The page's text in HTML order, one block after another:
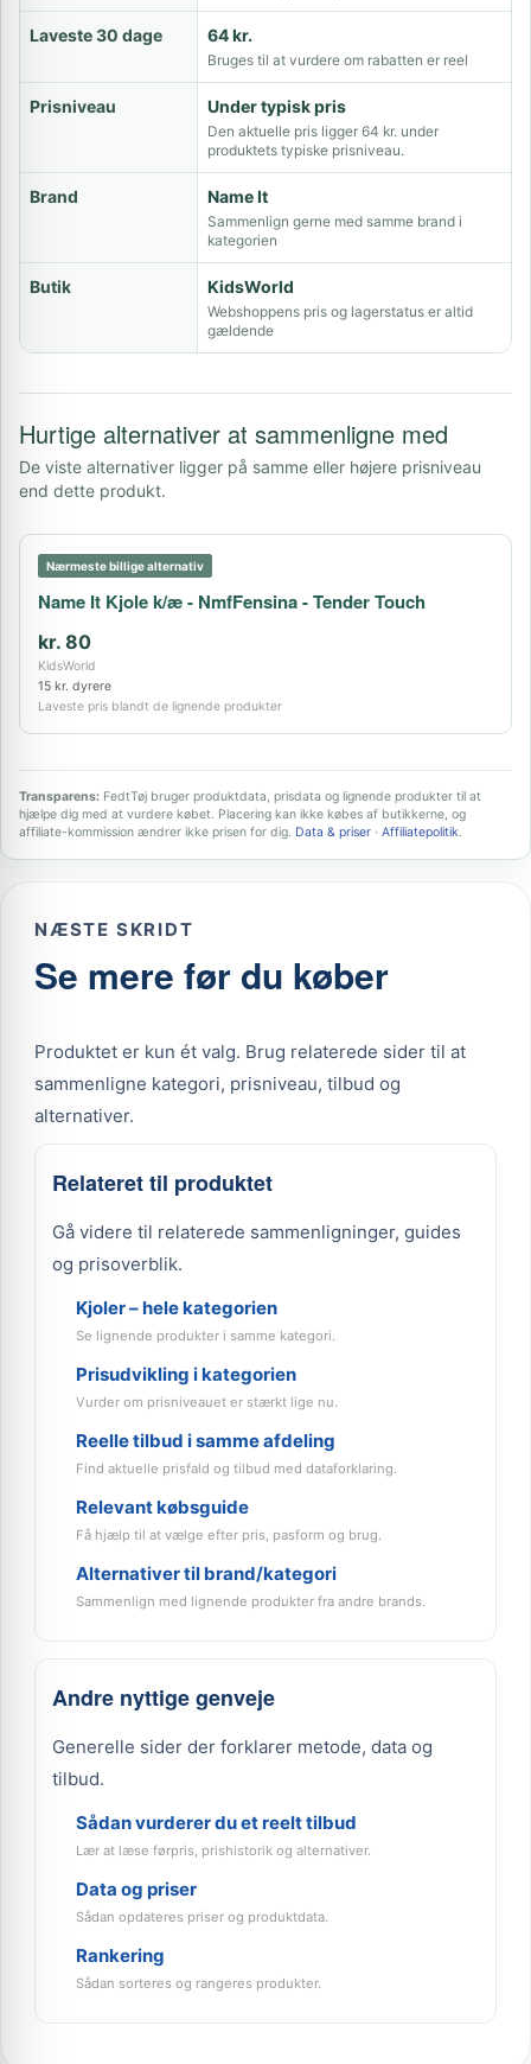
Laveste 30 dage 64 kr.
Bruges til at vurdere om rabatten er reel
Prisniveau Under typisk pris
Den aktuelle pris ligger 64 kr. under
produktets typiske prisniveau.
Brand Name It
Sammenlign gerne med samme brand i
kategorien
Butik KidsWorld
Webshoppens pris og lagerstatus er altid
gældende
Hurtige alternativer at sammenligne med
De viste alternativer ligger på samme eller højere prisniveau
end dette produkt.
Nærmeste billige alternativ
Name It Kjole k/æ - NmfFensina - Tender Touch
kr. 80
KidsWorld
15 kr. dyrere
Laveste pris blandt de lignende produkter
Transparens: FedtTøj bruger produktdata, prisdata og lignende produkter til at
hjælpe dig med at vurdere købet. Placering kan ikke købes af butikkerne, og
affiliate-kommission ændrer ikke prisen for dig. Data & priser · Affiliatepolitik.
NÆSTE SKRIDT
Se mere før du køber
Produktet er kun ét valg. Brug relaterede sider til at
sammenligne kategori, prisniveau, tilbud og
alternativer.
Relateret til produktet
Gå videre til relaterede sammenligninger, guides
og prisoverblik.
Kjoler – hele kategorien
Se lignende produkter i samme kategori.
Prisudvikling i kategorien
Vurder om prisniveauet er stærkt lige nu.
Reelle tilbud i samme afdeling
Find aktuelle prisfald og tilbud med dataforklaring.
Relevant købsguide
Få hjælp til at vælge efter pris, pasform og brug.
Alternativer til brand/kategori
Sammenlign med lignende produkter fra andre brands.
Andre nyttige genveje
Generelle sider der forklarer metode, data og
tilbud.
Sådan vurderer du et reelt tilbud
Lær at læse førpris, prishistorik og alternativer.
Data og priser
Sådan opdateres priser og produktdata.
Rankering
Sådan sorteres og rangeres produkter.